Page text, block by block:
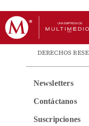
DERECHOS
Newsletters
Contáctanos
Suscripciones